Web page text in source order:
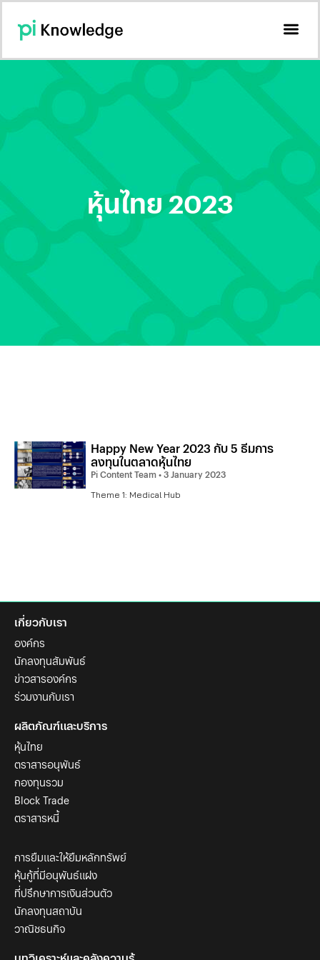
หุ้นไทย 2023
Happy New Year 2023 กับ 5 ธีมการ
ลงทุนในตลาดหุ้นไทย
Pi Content Team 3 January 2023
Theme 1: Medical Hub
เกี่ยวกับเรา
องค์กร
นักลงทุนสัมพันธ์
ข่าวสารองค์กร
ร่วมงานกับเรา
ผลิตภัณฑ์และบริการ
หุ้นไทย
ตราสารอนุพันธ์
กองทุนรวม
Block Trade
ตราสารหนี้
การยืมและให้ยืมหลักทรัพย์
หุ้นกู้ที่มีอนุพันธ์แฝง
ที่ปรึกษาการเงินส่วนตัว
นักลงทุนสถาบัน
วาณิชธนกิจ